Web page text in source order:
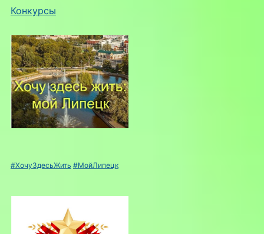
Конкурсы
#ХочуЗдесьЖить #МойЛипецк